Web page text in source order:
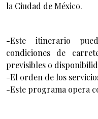
la Ciudad de México.
-Este itinerario
condiciones de
previsibles o
-El orden de los
-Este programa opera